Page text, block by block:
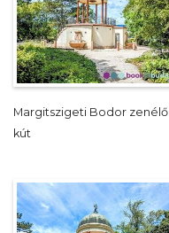
Margitszigeti Bodor zenélő
kút